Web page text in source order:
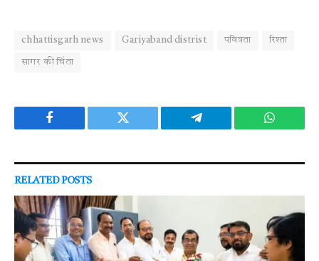
chhattisgarh news Gariyaband distrist पवित्रता रिश्ता
सागर की चिंता
Facebook Twitter Telegram
RELATEDPOSTS